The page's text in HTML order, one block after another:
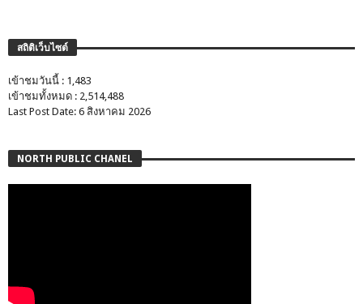
สถิติเว็บไซต์
เข้าชมวันนี้ : 1,483
เข้าชมทั้งหมด : 2,514,488
Last Post Date: 6 สิงหาคม 2026
NORTH PUBLIC CHANEL